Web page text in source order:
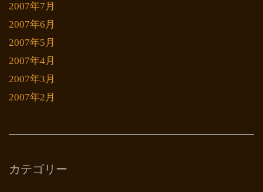
2007年7月
2007年6月
2007年5月
2007年4月
2007年3月
2007年2月
カテゴリー